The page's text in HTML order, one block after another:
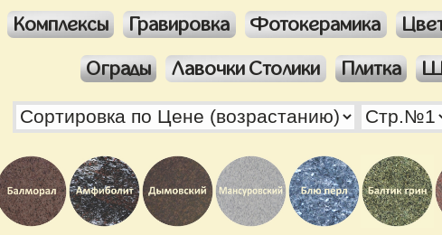
Комплексы Гравировка Фотокерамика
Ограды Лавочки Столики Плитка